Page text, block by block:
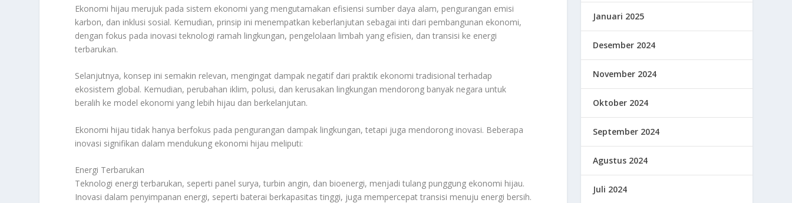
Ekonomi hijau merujuk pada sistem ekonomi yang mengutamakan efisiensi sumber daya alam, pengurangan emisi
karbon, dan inklusi sosial. Kemudian, prinsip ini menempatkan keberlanjutan sebagai inti dari pembangunan ekonomi,
dengan fokus pada inovasi teknologi ramah lingkungan, pengelolaan limbah yang efisien, dan transisi ke energi
terbarukan.
Selanjutnya, konsep ini semakin relevan, mengingat dampak negatif dari praktik ekonomi tradisional terhadap
ekosistem global. Kemudian, perubahan iklim, polusi, dan kerusakan lingkungan mendorong banyak negara untuk
beralih ke model ekonomi yang lebih hijau dan berkelanjutan.
Ekonomi hijau tidak hanya berfokus pada pengurangan dampak lingkungan, tetapi juga mendorong inovasi. Beberapa
inovasi signifikan dalam mendukung ekonomi hijau meliputi:
Energi Terbarukan
Teknologi energi terbarukan, seperti panel surya, turbin angin, dan bioenergi, menjadi tulang punggung ekonomi hijau.
Inovasi dalam penyimpanan energi, seperti baterai berkapasitas tinggi, juga mempercepat transisi menuju energi bersih.
Januari 2025
Desember 2024
November 2024
Oktober 2024
September 2024
Agustus 2024
Juli 2024